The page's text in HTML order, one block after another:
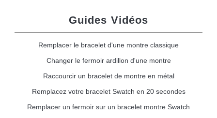
Guides Vidéos
Remplacer le bracelet d'une montre classique
Changer le fermoir ardillon d'une montre
Raccourcir un bracelet de montre en métal
Remplacez votre bracelet Swatch en 20 secondes
Remplacer un fermoir sur un bracelet montre Swatch